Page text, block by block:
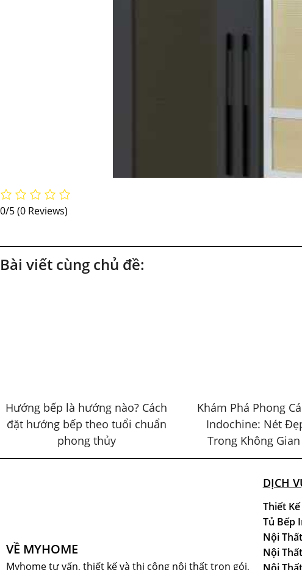
0/5(0 Reviews)
Bài viết cùng chủ đề:
Hướng bếp là hướng nào? Cách
đặt hướng bếp theo tuổi chuẩn
phong thủy
Khám Phá Phong
Indochine: Nét
Trong Không
VỀ MYHOME
Myhome tư vấn, thiết kế và thi công nội thất trọn gói,
DỊCH
Thiết
Tủ Bếp
Nội
Nội